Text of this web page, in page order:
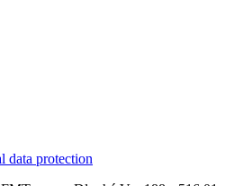
data protection